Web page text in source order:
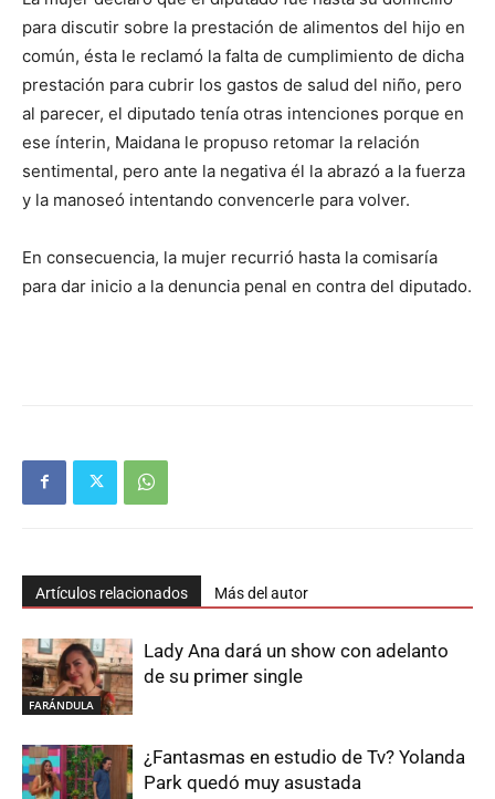
para discutir sobre la prestación de alimentos del hijo en
común, ésta le reclamó la falta de cumplimiento de dicha
prestación para cubrir los gastos de salud del niño, pero
al parecer, el diputado tenía otras intenciones porque en
ese ínterin, Maidana le propuso retomar la relación
sentimental, pero ante la negativa él la abrazó a la fuerza
y la manoseó intentando convencerle para volver.
En consecuencia, la mujer recurrió hasta la comisaría
para dar inicio a la denuncia penal en contra del diputado.
Artículos relacionados Más del autor
FARÁNDULA
Lady Ana dará un show con adelanto
de su primer single
¿Fantasmas en estudio de Tv? Yolanda
Park quedó muy asustada